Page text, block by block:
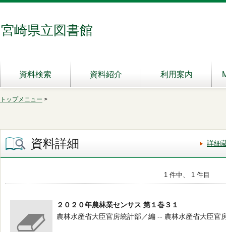
宮崎県立図書館
資料検索 資料紹介 利用案内
トップメニュー >
資料詳細 詳細
1 件中、 1 件目
２０２０年農林業センサス 第１巻３１
農林水産省大臣官房統計部／編 -- 農林水産省大臣官